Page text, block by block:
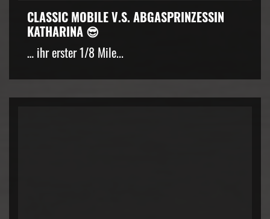
CLASSIC MOBILE V.S. ABGASPRINZESSIN
KATHARINA 😎
… ihr erster 1/8 Mile...